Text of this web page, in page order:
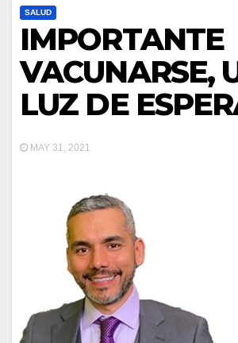
SALUD
IMPORTANTE
VACUNARSE,
LUZ DE
MAY 31, 2021